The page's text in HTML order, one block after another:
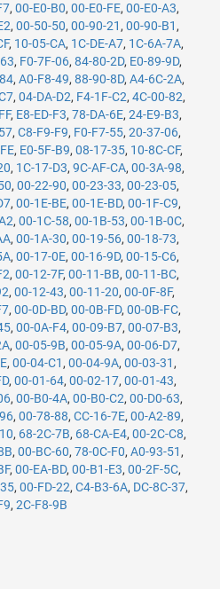
, 00-E0-B0, 00-E0-FE, 00-E0-A3,
, 00-50-50, 00-90-21 , 00-90-B1 ,
, 10-05-CA, 1C-DE-A7, 1C-6A-7A,
, F0-7F-06, 84-80-2D, E0-89-9D,
, A0-F8-49, 88-90-8D, A4-6C-2A,
, 04-DA-D2, F4-1F-C2, 4C-00-82,
, E8-ED-F3, 78-DA-6E, 24-E9-B3,
, C8-F9-F9, F0-F7-55, 20-37-06,
, E0-5F-B9, 08-17-35, 10-8C-CF,
, 1C-17-D3, 9C-AF-CA, 00-3A-98,
, 00-22-90, 00-23-33, 00-23-05,
, 00-1E-BE, 00-1E-BD, 00-1F-C9,
, 00-1C-58, 00-1B-53, 00-1B-0C,
, 00-1A-30, 00-19-56, 00-18-73,
, 00-17-0E, 00-16-9D, 00-15-C6,
, 00-12-7F, 00-11-BB, 00-11-BC,
, 00-12-43, 00-11-20, 00-0F-8F,
, 00-0D-BD, 00-0B-FD, 00-0B-FC,
, 00-0A-F4, 00-09-B7, 00-07-B3,
, 00-05-9B, 00-05-9A, 00-06-D7,
, 00-04-C1 , 00-04-9A, 00-03-31 ,
, 00-01-64, 00-02-17, 00-01-43,
, 00-B0-4A, 00-B0-C2, 00-D0-63,
, 00-78-88, CC-16-7E, 00-A2-89,
, 68-2C-7B, 68-CA-E4, 00-2C-C8,
, 00-BC-60, 78-0C-F0, A0-93-51 ,
, 00-EA-BD, 00-B1-E3, 00-2F-5C,
, 00-FD-22, C4-B3-6A, DC-8C-37,
, 2C-F8-9B